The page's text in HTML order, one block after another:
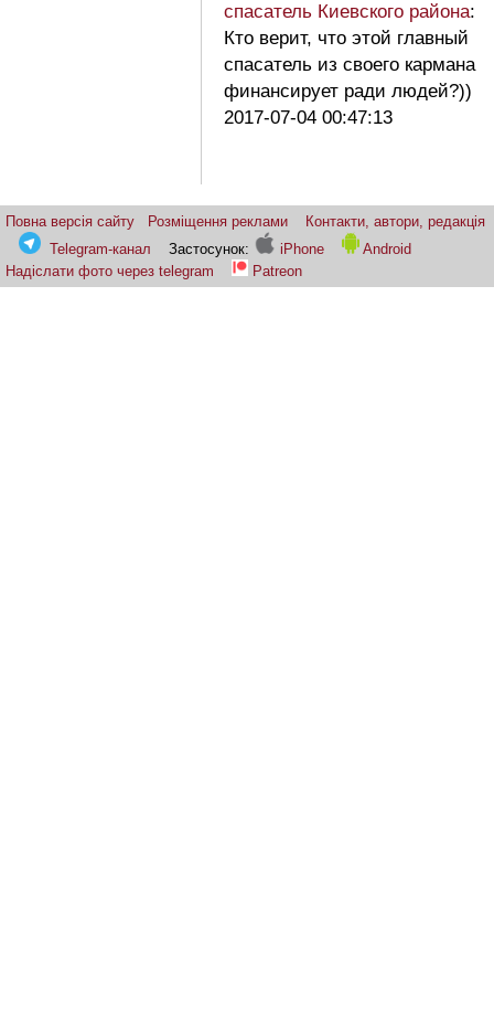
спасатель Киевского района:
Кто верит, что этой главный
спасатель из своего кармана
финансирует ради людей?))
2017-07-04 00:47:13
Повна версія сайту Розміщення реклами
Контакти, автори, редакція
Telegram-канал
Застосунок: iPhone
Android
Надіслати фото через telegram
Patreon